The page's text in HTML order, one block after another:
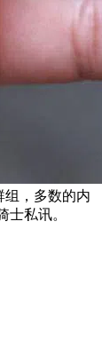
组，多数的内
私讯。